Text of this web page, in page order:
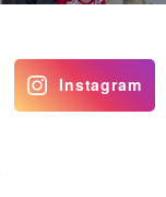
Instagram